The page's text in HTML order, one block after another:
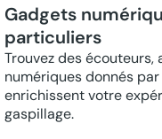
Gadgets
particuliers
Trouvez des
numériques donnés
enrichissent votre
gaspillage.